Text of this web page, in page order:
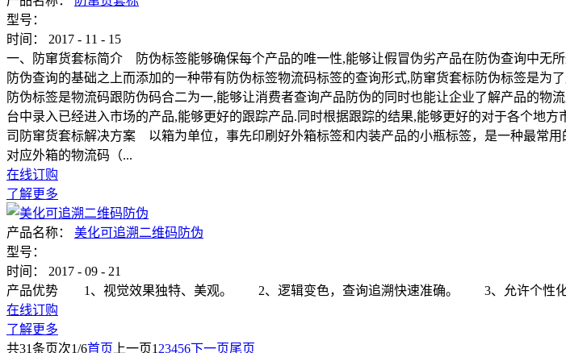
型号：
时间：
2017 - 11 - 15
一、防窜货套标简介 防伪标签能够确保每个产品的唯一性,能够让假冒伪劣产品在防伪查询中
防伪查询的基础之上而添加的一种带有防伪标签物流码标签的查询形式,防窜货套标防伪标签是
防伪标签是物流码跟防伪码合二为一,能够让消费者查询产品防伪的同时也能让企业了解产品的
台中录入已经进入市场的产品,能够更好的跟踪产品.同时根据跟踪的结果,能够更好的对于各个
司防窜货套标解决方案 以箱为单位，事先印刷好外箱标签和内装产品的小瓶标签，是一种最常
对应外箱的物流码（...
在线订购
了解更多
产品名称：
美化可追溯二维码防伪
型号：
时间：
2017 - 09 - 21
产品优势 1、视觉效果独特、美观。 2、逻辑变色，查询追溯快速准确。 3、允许个性化
在线订购
了解更多
共31条页次1/6首页 上一页1 23456下一页尾页